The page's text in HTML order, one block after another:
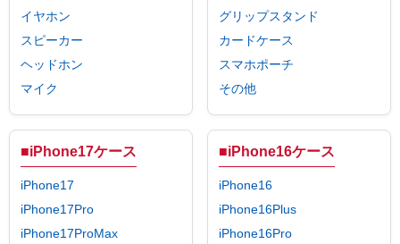
イヤホン
スピーカー
ヘッドホン
マイク
グリップスタンド
カードケース
スマホポーチ
その他
■iPhone17ケース
iPhone17
iPhone17Pro
iPhone17ProMax
■iPhone16ケース
iPhone16
iPhone16Plus
iPhone16Pro